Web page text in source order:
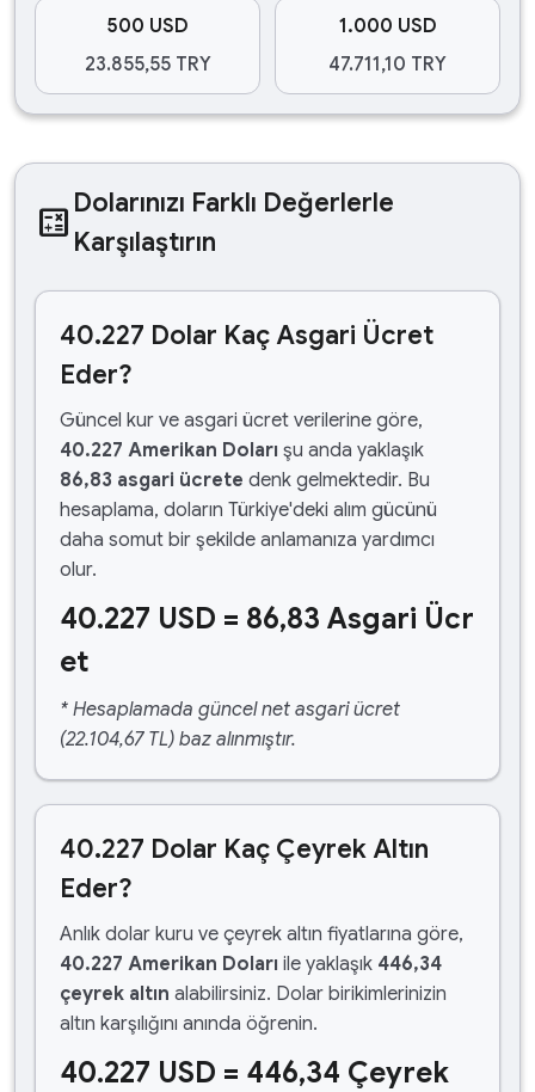
500 USD
23.855,55 TRY
1.000 USD
47.711,10 TRY
calculate Dolarınızı Farklı Değerlerle
Karşılaştırın
40.227 Dolar Kaç Asgari Ücret
Eder?
Güncel kur ve asgari ücret verilerine göre,
40.227 Amerikan Doları şu anda yaklaşık
86,83 asgari ücrete denk gelmektedir. Bu
hesaplama, doların Türkiye'deki alım gücünü
daha somut bir şekilde anlamanıza yardımcı
olur.
40.227 USD = 86,83 Asgari Ücr
et
* Hesaplamada güncel net asgari ücret
(22.104,67 TL) baz alınmıştır.
40.227 Dolar Kaç Çeyrek Altın
Eder?
Anlık dolar kuru ve çeyrek altın fiyatlarına göre,
40.227 Amerikan Doları ile yaklaşık 446,34
çeyrek altın alabilirsiniz. Dolar birikimlerinizin
altın karşılığını anında öğrenin.
40.227 USD = 446,34 Çeyrek